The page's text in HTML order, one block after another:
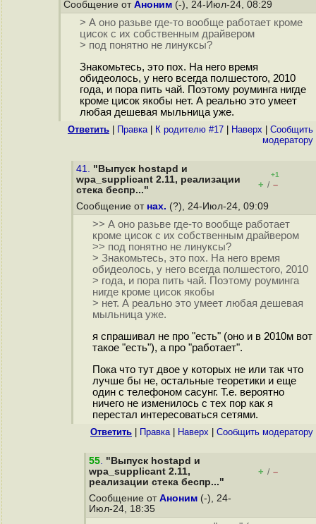
Сообщение от Аноним (-), 24-Июл-24, 08:29
> А оно разьве где-то вообще работает кроме
цисок с их собственным драйвером
> под понятно не линуксы?
Знакомьтесь, это пох. На него время
обидеолось, у него всегда полшестого, 2010
года, и пора пить чай. Поэтому роуминга нигде
кроме цисок якобы нет. А реально это умеет
любая дешевая мыльница уже.
Ответить Правка| К родителю #17 Наверх
Cообщить
модератору
41. "Выпуск hostapd и
wpa_supplicant 2.11, реализации
стека беспр..."
+1
+ / –
Сообщение от нах. (?), 24-Июл-24, 09:09
>> А оно разьве где-то вообще работает
кроме цисок с их собственным драйвером
>> под понятно не линуксы?
> Знакомьтесь, это пох. На него время
обидеолось, у него всегда полшестого, 2010
> года, и пора пить чай. Поэтому роуминга
нигде кроме цисок якобы
> нет. А реально это умеет любая дешевая
мыльница уже.
я спрашивал не про "есть" (оно и в 2010м вот
такое "есть"), а про "работает".
Пока что тут двое у которых не или так что
лучше бы не, остальные теоретики и еще
один с телефоном сасунг. Т.е. вероятно
ничего не изменилось с тех пор как я
перестал интересоваться сетями.
Ответить Правка| Наверх Cообщить модератору
55. "Выпуск hostapd и
wpa_supplicant 2.11,
реализации стека беспр..."
+ / –
Сообщение от Аноним (-), 24-
Июл-24, 18:35